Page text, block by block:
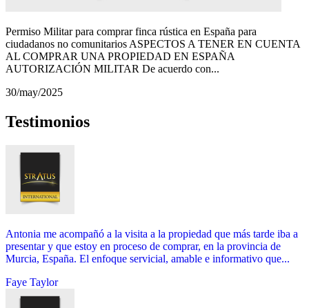
Permiso Militar para comprar finca rústica en España para
ciudadanos no comunitarios ASPECTOS A TENER EN CUENTA
AL COMPRAR UNA PROPIEDAD EN ESPAÑA
AUTORIZACIÓN MILITAR De acuerdo con...
30/may/2025
Testimonios
Antonia me acompañó a la visita a la propiedad que más tarde iba a
presentar y que estoy en proceso de comprar, en la provincia de
Murcia, España. El enfoque servicial, amable e informativo que...
Faye Taylor